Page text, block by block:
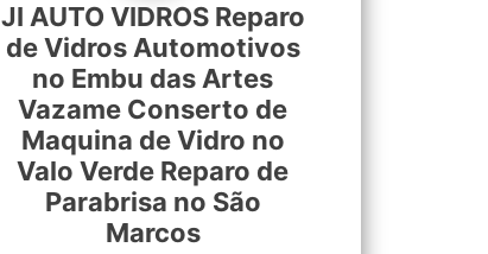
JI AUTO VIDROS Reparo
de Vidros Automotivos
no Embu das Artes
Vazame Conserto de
Maquina de Vidro no
Valo Verde Reparo de
Parabrisa no São
Marcos